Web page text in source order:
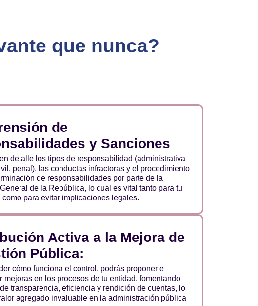
que nunca?
de
y Sanciones
detalle los tipos de responsabilidad (administrativa
penal), las conductas infractoras y el procedimiento
de responsabilidades por parte de la
de la República, lo cual es vital tanto para tu
como para evitar implicaciones legales.
Activa a la Mejora de
Pública:
cómo funciona el control, podrás proponer e
mejoras en los procesos de tu entidad, fomentando
transparencia, eficiencia y rendición de cuentas, lo
agregado invaluable en la administración pública